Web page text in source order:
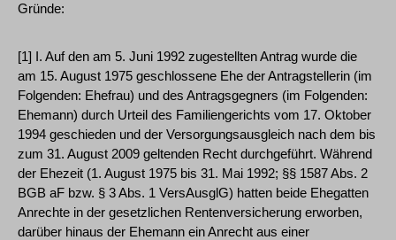
Gründe:
[1] I. Auf den am 5. Juni 1992 zugestellten Antrag wurde die
am 15. August 1975 geschlossene Ehe der Antragstellerin (im
Folgenden: Ehefrau) und des Antragsgegners (im Folgenden:
Ehemann) durch Urteil des Familiengerichts vom 17. Oktober
1994 geschieden und der Versorgungsausgleich nach dem bis
zum 31. August 2009 geltenden Recht durchgeführt. Während
der Ehezeit (1. August 1975 bis 31. Mai 1992; §§ 1587 Abs. 2
BGB aF bzw. § 3 Abs. 1 VersAusglG) hatten beide Ehegatten
Anrechte in der gesetzlichen Rentenversicherung erworben,
darüber hinaus der Ehemann ein Anrecht aus einer